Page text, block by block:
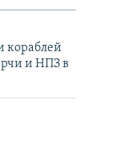
кораблей
и НПЗ в